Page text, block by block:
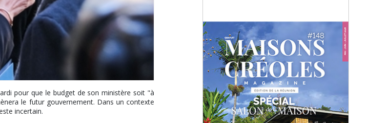
pour que le budget de son ministère soit "à
le futur gouvernement. Dans un contexte
incertain.